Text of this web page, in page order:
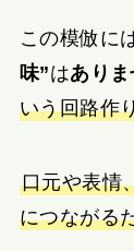
この模倣に
味”はあり
いう回路作
口元や表情
につながる